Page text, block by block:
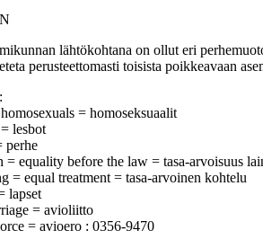
lähtökohtana on ollut eri
perusteettomasti toisista poikkeavaan
= homoseksuaalit
lesbot
perhe
equality before the law = tasa-arvoisuus
= equal treatment = tasa-arvoinen kohtelu
lapset
= avioliitto
= avioero : 0356-9470